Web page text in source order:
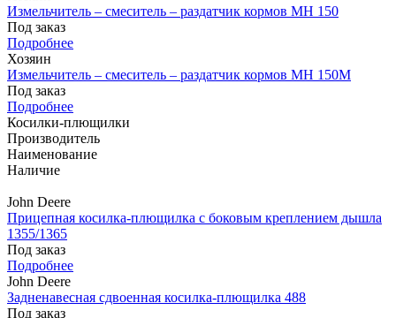
Измельчитель – смеситель – раздатчик кормов MH 150
Под заказ
Подробнее
Хозяин
Измельчитель – смеситель – раздатчик кормов MH 150М
Под заказ
Подробнее
Косилки-плющилки
Производитель
Наименование
Наличие
John Deere
Прицепная косилка-плющилка с боковым креплением дышла
1355/1365
Под заказ
Подробнее
John Deere
Задненавесная сдвоенная косилка-плющилка 488
Под заказ